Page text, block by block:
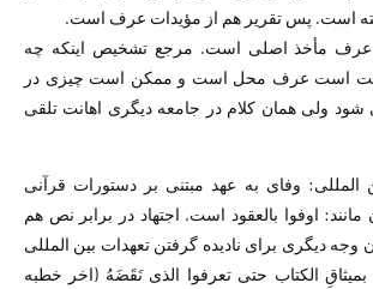
است. پس تقریر هم از مؤیدات عرف است.
عرف مأخذ اصلی است. مرجع تشخیص اینکه چه
است عرف محل است و ممکن است چیزی در
ولی‌‌ همان کلام در جامعه دیگری اهانت تلقی
المللی: وفای به عهد مبتنی بر دستورات قرآنی
اوفوا بالعقود است. اجتهاد در برابر نص هم
وجه دیگری برای نادیده گرفتن تعهدات بین المللی
بمیثاقِ الکتاب حتی تعرفوا الذی نَقَضَهُ (اخر خطبه